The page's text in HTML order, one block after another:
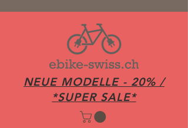
NEUE MODELLE - 20% /
*SUPER SALE*